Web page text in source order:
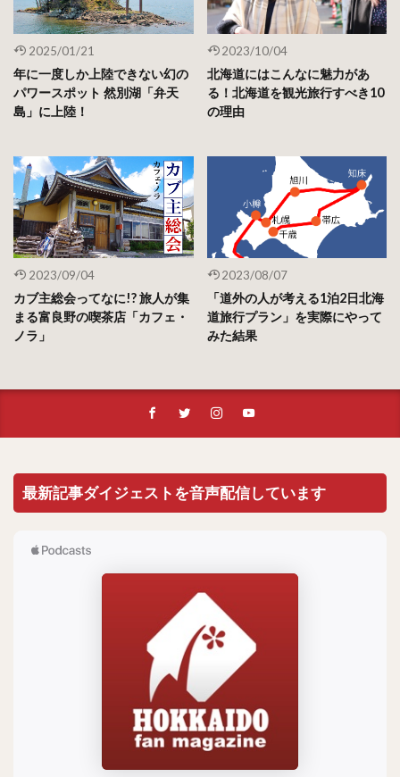
2025/01/21
年に一度しか上陸できない幻の
パワースポット 然別湖「弁天
島」に上陸！
2023/10/04
北海道にはこんなに魅力があ
る！北海道を観光旅行すべき10
の理由
2023/09/04
カブ主総会ってなに!? 旅人が集
まる富良野の喫茶店「カフェ・
ノラ」
2023/08/07
「道外の人が考える1泊2日北海
道旅行プラン」を実際にやって
みた結果
最新記事ダイジェストを音声配信しています